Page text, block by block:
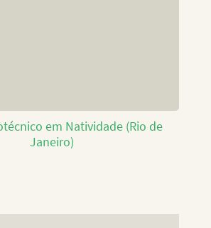
em Natividade (Rio de
Janeiro)